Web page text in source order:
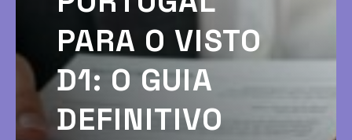
PARA O VISTO
D1: O GUIA
DEFINITIVO